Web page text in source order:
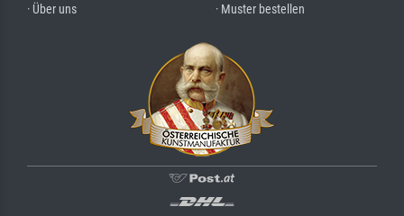
· Über uns
· Muster bestellen